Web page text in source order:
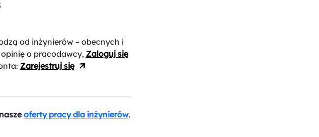
od inżynierów – obecnych i
o pracodawcy, Zaloguj się
Zarejestruj się
oferty pracy dla inżynierów.